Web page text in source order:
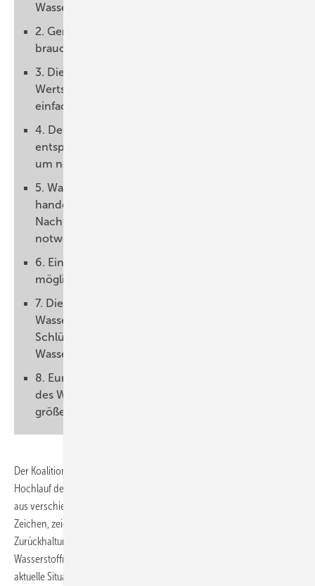
Wasserstoff und seine Derivate
2. Gerade in der Wasserstoffhochlaufphase
braucht es sehr pragmatische Ansätze
3. Die Rahmenbedingungen für alle Teile der
Wertschöpfungskette müssen deutlich
einfacher werden
4. Der Ausbau der Infrastruktur muss
entsprechend des künftigen Bedarfs erfolgen –
um nicht zum Flaschenhals zu werden
5. Wasserstoff muss auf liquiden Märkten
handelbar sein – dafür sind verlässliche
Nachfrage und verlässliches Angebot
notwendig
6. Eine verlässliche Finanzierung auf einer
möglichst breiten Basis ist unverzichtbar
7. Die konsequente Entwicklung regionaler
Wasserstoffcluster als lernende Systeme ist der
Schlüssel zum flächendeckenden Hochlauf der
Wasserstoffwirtschaft.
8. Europäische und internationale Komponente
des Wasserstoffhochlaufs wird eine deutlich
größere Rolle spielen müssen.
Der Koalitionsvertrag von CDU und SPD fordert den schnellen
Hochlauf der H2-Wirtschaft damit es „klimafreundlichen Wasserstoff
aus verschiedenen Quellen" geben kann. Statt einem klaren konkreten
Zeichen, zeigt die Bundesregierung jedoch bislang eher
Zurückhaltung und plant den Bau neuer Gaskraftwerke. Der Nationale
Wasserstoffrat (NWR) hat daher acht Thesen aufgestellt, die die
aktuelle Situation der Industrie beschreiben und Vorschläge für